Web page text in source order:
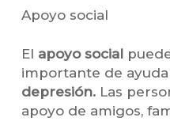
Apoyo social
El apoyo social
importante de
depresión.Las
apoyo de amigos,